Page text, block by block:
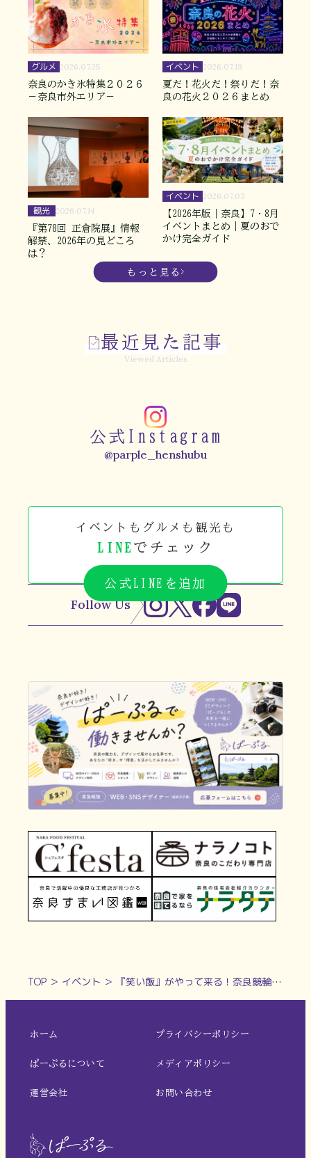
グルメ 2026.07.25
奈良のかき氷特集２０２６
－奈良市外エリア－
イベント 2026.07.19
夏だ！花火だ！祭りだ！奈
良の花火２０２６まとめ
観光 2026.07.14
『第78回 正倉院展』情報
解禁、2026年の見どころ
は？
イベント 2026.07.03
【2026年版｜奈良】7・8月
イベントまとめ｜夏のおで
かけ完全ガイド
もっと見る
最近見た記事
Viewed Articles
公式Instagram
@parple_henshubu
イベントもグルメも観光も
LINE でチェック
公式LINEを追加
Follow Us
TOP ＞ イベント ＞ 『笑い飯』がやって来る！奈良競輪場サマーフェスティバル2024 8月17日（土）開催【奈良市】
ホーム
ぱーぷるについて
運営会社
プライバシーポリシー
メディアポリシー
お問い合わせ